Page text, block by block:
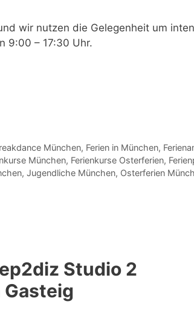
wir nutzen die Gelegenheit um
9:00 – 17:30 Uhr.
München, Ferien in München,
München, Ferienkurse Osterferien,
, Jugendliche München, Osterferien
Studio 2
Gasteig